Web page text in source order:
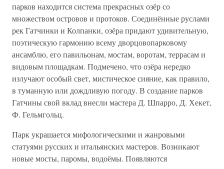
парков находится система прекрасных озёр со
множеством островов и протоков. Соединённые руслами
рек Гатчинки и Колпанки, озёра придают удивительную,
поэтическую гармонию всему дворцовопарковому
ансамблю, его павильонам, мостам, воротам, террасам и
видовым площадкам. Подмечено, что озёра нередко
излучают особый свет, мистическое сияние, как правило,
в туманную или дождливую погоду. В создание парков
Гатчины свой вклад внесли мастера Д. Шпарро, Д. Хекет,
Ф. Гельмгольц.
Парк украшается мифологическими и жанровыми
статуями русских и итальянских мастеров. Возникают
новые мосты, паромы, водоёмы. Появляются